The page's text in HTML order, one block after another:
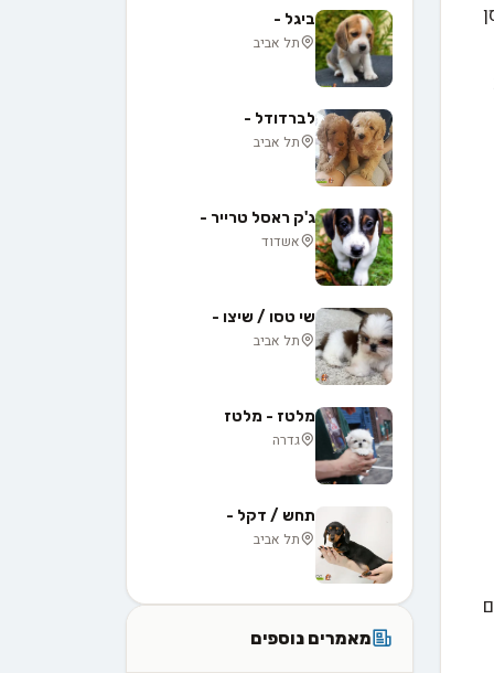
ביגל -
תל אביב
לברדודל -
תל אביב
ג'ק ראסל טרייר -
אשדוד
שי טסו / שיצו -
תל אביב
מלטז - מלטז
גדרה
תחש / דקל -
תל אביב
מאמרים נוספים